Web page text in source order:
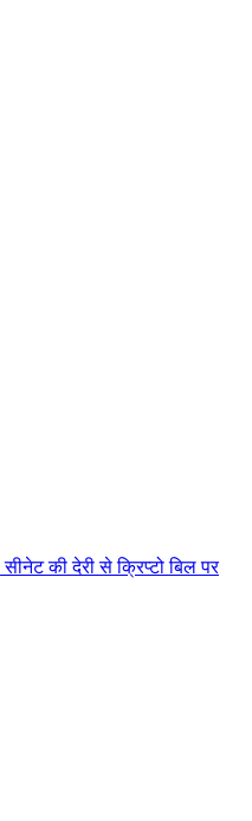
सनट क दर स कपट बल पर